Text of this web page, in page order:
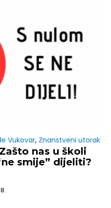
Vukovar, Znanstveni utorak
nas u školi
smije” dijeliti?